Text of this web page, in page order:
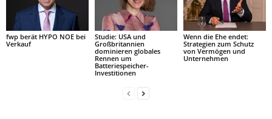
fwp berät HYPO NOE bei
Verkauf
Studie: USA und
Großbritannien
dominieren globales
Rennen um
Batteriespeicher-
Investitionen
Wenn die Ehe endet:
Strategien zum Schutz
von Vermögen und
Unternehmen